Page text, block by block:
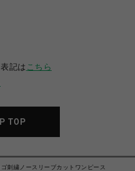
記は こちら
TOP
ゴ刺繍ノースリーブカットワンピース